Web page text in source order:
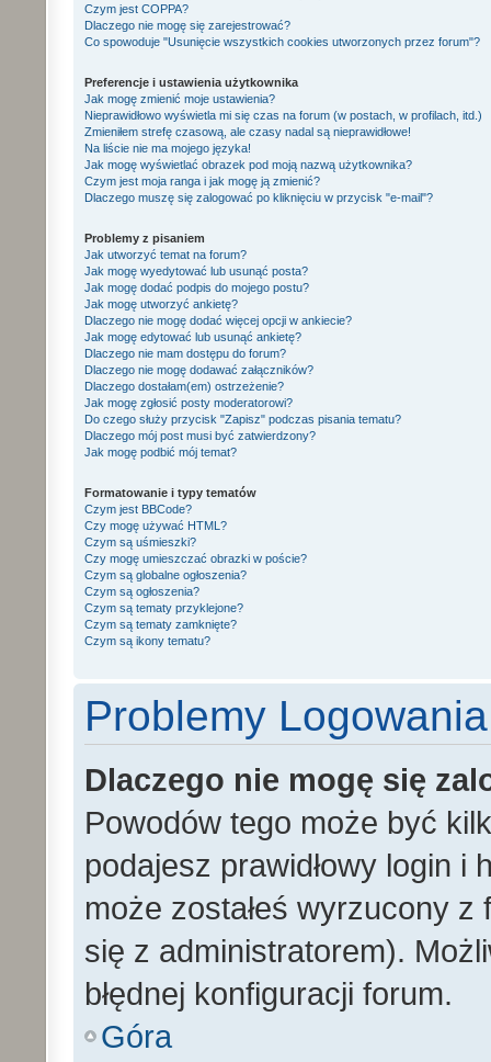
Czym jest COPPA?
Dlaczego nie mogę się zarejestrować?
Co spowoduje "Usunięcie wszystkich cookies utworzonych przez forum"?
Preferencje i ustawienia użytkownika
Jak mogę zmienić moje ustawienia?
Nieprawidłowo wyświetla mi się czas na forum (w postach, w profilach, itd.)
Zmieniłem strefę czasową, ale czasy nadal są nieprawidłowe!
Na liście nie ma mojego języka!
Jak mogę wyświetlać obrazek pod moją nazwą użytkownika?
Czym jest moja ranga i jak mogę ją zmienić?
Dlaczego muszę się zalogować po kliknięciu w przycisk "e-mail"?
Problemy z pisaniem
Jak utworzyć temat na forum?
Jak mogę wyedytować lub usunąć posta?
Jak mogę dodać podpis do mojego postu?
Jak mogę utworzyć ankietę?
Dlaczego nie mogę dodać więcej opcji w ankiecie?
Jak mogę edytować lub usunąć ankietę?
Dlaczego nie mam dostępu do forum?
Dlaczego nie mogę dodawać załączników?
Dlaczego dostałam(em) ostrzeżenie?
Jak mogę zgłosić posty moderatorowi?
Do czego służy przycisk "Zapisz" podczas pisania tematu?
Dlaczego mój post musi być zatwierdzony?
Jak mogę podbić mój temat?
Formatowanie i typy tematów
Czym jest BBCode?
Czy mogę używać HTML?
Czym są uśmieszki?
Czy mogę umieszczać obrazki w poście?
Czym są globalne ogłoszenia?
Czym są ogłoszenia?
Czym są tematy przyklejone?
Czym są tematy zamknięte?
Czym są ikony tematu?
Problemy
Dlaczego nie mogę się
Powodów tego może być
podajesz prawidłowy login i
może zostałeś wyrzucony
się z administratorem).
błędnej konfiguracji forum.
Góra